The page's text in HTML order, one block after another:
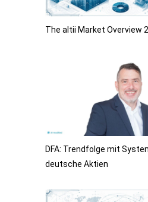
The altii Market Overview
DFA: Trendfolge mit
deutsche Aktien